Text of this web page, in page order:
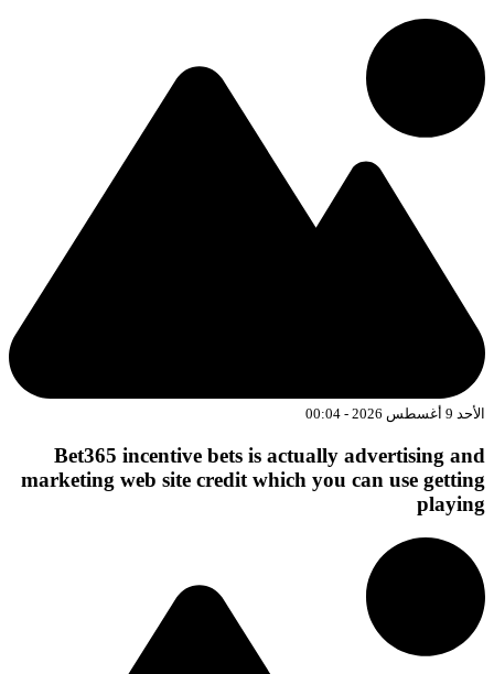
9 أغسطس 2026 - 00:04
Bet365 incentive bets is actually advertising
marketing web site credit which you can use